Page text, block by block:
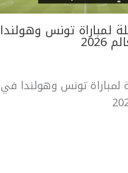
لمباراة تونس وهولندا
لمباراة تونس وهولندا في